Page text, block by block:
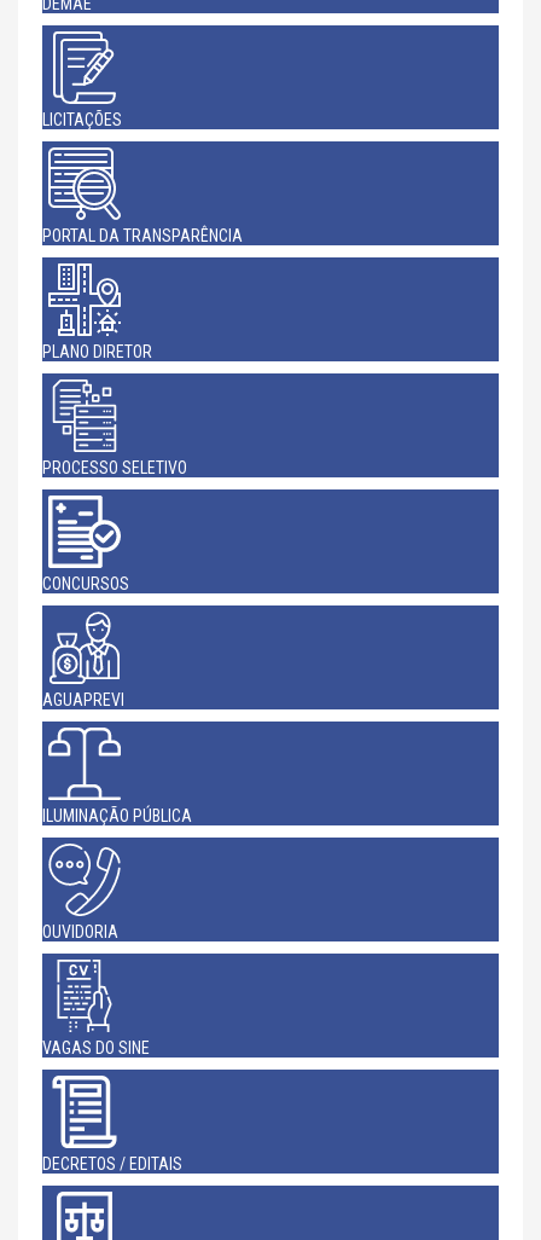
DEMAE
LICITAÇÕES
PORTAL DA TRANSPARÊNCIA
PLANO DIRETOR
PROCESSO SELETIVO
CONCURSOS
AGUAPREVI
ILUMINAÇÃO PÚBLICA
OUVIDORIA
VAGAS DO SINE
DECRETOS / EDITAIS